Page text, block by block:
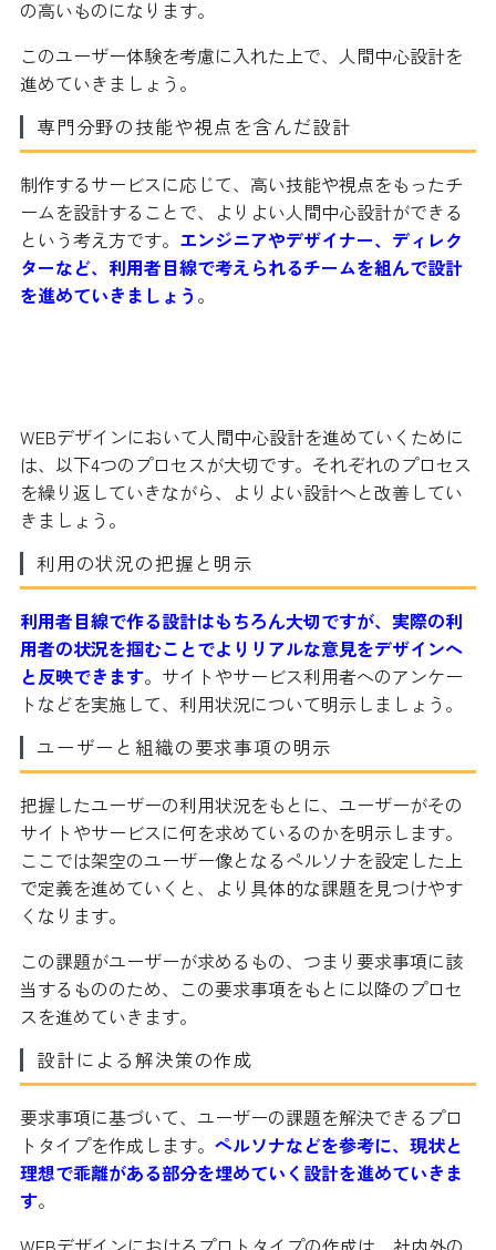
の高いものになります。
このユーザー体験を考慮に入れた上で、人間中心設計を
進めていきましょう。
専門分野の技能や視点を含んだ設計
制作するサービスに応じて、高い技能や視点をもったチ
ームを設計することで、よりよい人間中心設計ができる
という考え方です。 エンジニアやデザイナー、ディレク
ターなど、利用者目線で考えられるチームを組んで設計
を進めていきましょう 。
WEBデザインにおいて人間中心設計を進めていくために
は、以下4つのプロセスが大切です。それぞれのプロセス
を繰り返していきながら、よりよい設計へと改善してい
きましょう。
利用の状況の把握と明示
利用者目線で作る設計はもちろん大切ですが、実際の利
用者の状況を掴むことでよりリアルな意見をデザインへ
と反映できます。サイトやサービス利用者へのアンケー
トなどを実施して、利用状況について明示しましょう。
ユーザーと組織の要求事項の明示
把握したユーザーの利用状況をもとに、ユーザーがその
サイトやサービスに何を求めているのかを明示します。
ここでは架空のユーザー像となるペルソナを設定した上
で定義を進めていくと、より具体的な課題を見つけやす
くなります。
この課題がユーザーが求めるもの、つまり要求事項に該
当するもののため、この要求事項をもとに以降のプロセ
スを進めていきます。
設計による解決策の作成
要求事項に基づいて、ユーザーの課題を解決できるプロ
トタイプを作成します。 ペルソナなどを参考に、現状と
理想で乖離がある部分を埋めていく設計を進めていきま
す。